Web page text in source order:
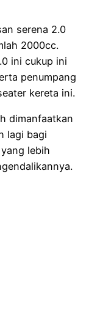
serena 2.0
2000cc.
ini cukup ini
penumpang
kereta ini.
dimanfaatkan
lagi bagi
lebih